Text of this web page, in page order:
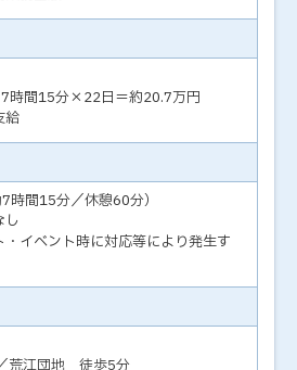
時間15分×22日＝約20.7万円
給
間15分／休憩60分）
イベント時に対応等により発生す
荒江団地 徒歩5分